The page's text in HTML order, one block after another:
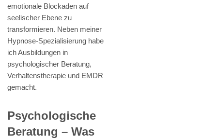
emotionale Blockaden auf
seelischer Ebene zu
transformieren. Neben meiner
Hypnose-Spezialisierung habe
ich Ausbildungen in
psychologischer Beratung,
Verhaltenstherapie und EMDR
gemacht.
Psychologische
Beratung – Was